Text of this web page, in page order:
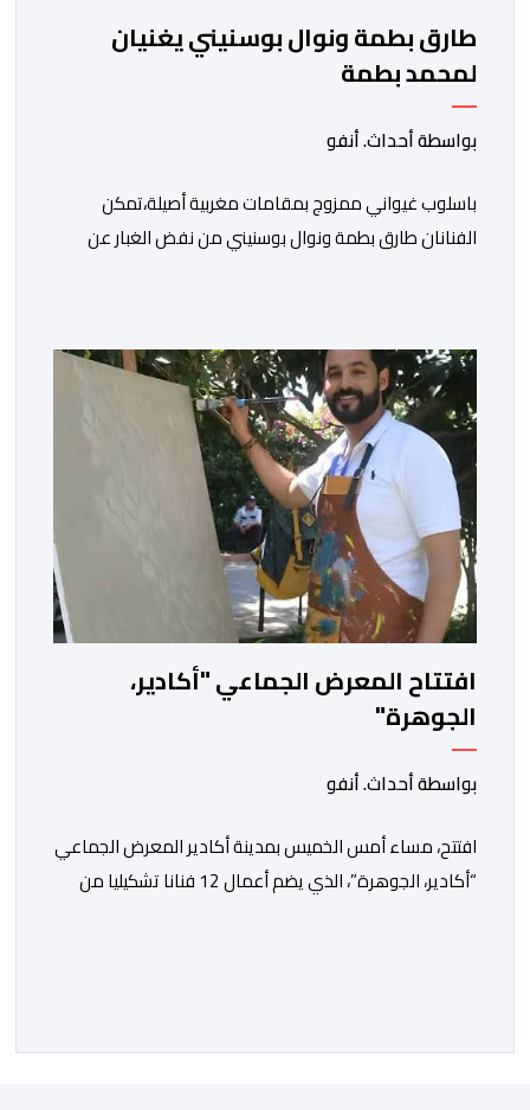
طارق بطمة ونوال بوسنيني يغنيان
لمحمد بطمة
بواسطة أحداث. أنفو
باسلوب غيواني ممزوج بمقامات مغربية أصيلة،تمكن
الفنانان طارق بطمة ونوال بوسنيني من نفض الغبار عن
ياقلبي” ،قام بتوزيعها اسامة باهي،باسلوب سلس وبسيط،
متحكما في الجمل الموسيقية والانتقالات الجميلة..استطاع
الفنانان طارق بطمة ونوال بوسنيني أن يعطيا روحا فريدة
لهذه الاغنية,بفضل أدا […]
افتتاح المعرض الجماعي "أكادير،
الجوهرة"
بواسطة أحداث. أنفو
افتتح، مساء أمس الخميس بمدينة أكادير المعرض الجماعي
“أكادير، الجوهرة”، الذي يضم أعمال 12 فنانا تشكيليا من
الجوهرة”، الذي تنظمه مؤسسة […]